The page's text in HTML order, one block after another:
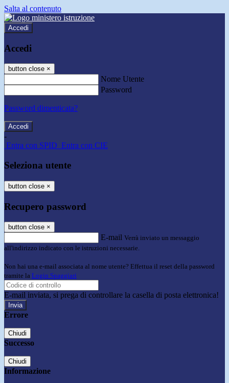
Salta al contenuto
Accedi
Accedi
button close ×
Nome Utente
Password
Password dimenticata?
-
Entra con SPID Entra con CIE
Seleziona utente
button close ×
Recupero password
button close ×
E-mail Verrà inviato un messaggio
all'indirizzo indicato con le istruzioni necessarie.
Non hai una e-mail associata al nome utente? Effettua il reset della password
tramite la Login Spaggiari
E-mail inviata, si prega di controllare la casella di posta elettronica!
Errore
Chiudi
Successo
Chiudi
Informazione